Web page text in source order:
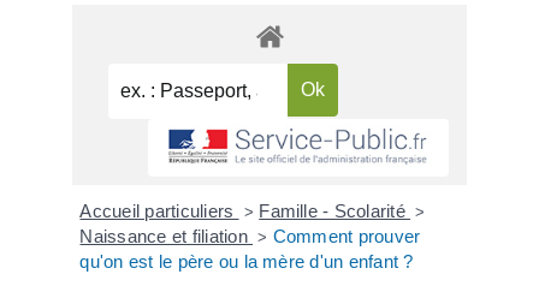
Accueil particuliers > Famille - Scolarité >
Naissance et filiation > Comment prouver
qu'on est le père ou la mère d'un enfant ?